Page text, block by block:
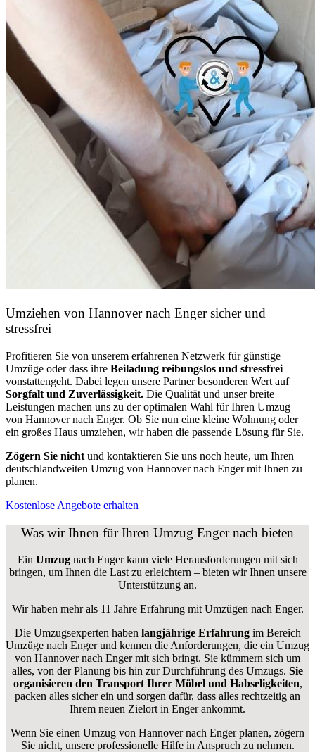
Umziehen von Hannover nach Engersicher und
stressfrei
Profitieren Sie von unserem erfahrenen Netzwerk für günstige
Umzüge oder dass ihre Beiladung reibungslos und stressfrei
vonstattengeht. Dabei legen unsere Partner besonderen Wert auf
Sorgfalt und Zuverlässigkeit. Die Qualität und unser breite
Leistungen machen uns zu der optimalen Wahl für Ihren Umzug
von Hannover nach Enger. Ob Sie nun eine kleine Wohnung oder
ein großes Haus umziehen, wir haben die passende Lösung für Sie.
Zögern Sie nicht und kontaktieren Sie uns noch heute, um Ihren
deutschlandweiten Umzug von Hannover nach Enger mit Ihnen zu
planen.
Kostenlose Angebote erhalten
Was wir Ihnen für Ihren Umzug Enger nach bieten
Ein Umzugnach Enger kann viele Herausforderungen mit sich
bringen, um Ihnen die Last zu erleichtern – bieten wir Ihnen unsere
Unterstützung an.
Wir haben mehr als 11 Jahre Erfahrung mit Umzügen nach Enger.
Die Umzugsexperten haben langjährige Erfahrungim Bereich
Umzüge nach Enger und kennen die Anforderungen, die ein Umzug
von Hannover nach Enger mit sich bringt. Sie kümmern sich um
alles, von der Planung bis hin zur Durchführung des Umzugs. Sie
organisieren den Transport Ihrer Möbel und Habseligkeiten,
packen alles sicher ein und sorgen dafür, dass alles rechtzeitig an
Ihrem neuen Zielort in Enger ankommt.
Wenn Sie einen Umzug von Hannover nach Enger planen, zögern
Sie nicht, unsere professionelle Hilfe in Anspruch zu nehmen.